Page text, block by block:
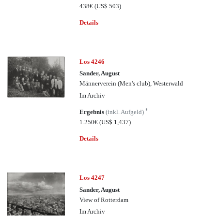
438€(US$ 503)
Details
Los 4246
Sander, August
Männerverein (Men's club), Westerwald
Im Archiv
Ergebnis(inkl. Aufgeld)*
1.250€(US$ 1,437)
Details
Los 4247
Sander, August
View of Rotterdam
Im Archiv